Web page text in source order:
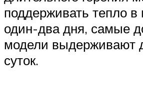
поддерживать тепло
один-два дня, самые
модели выдерживают
суток.